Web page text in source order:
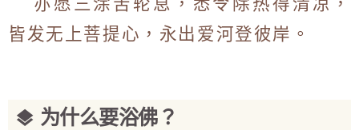
皆发无上菩提心，永出爱河登彼岸。
为什么要浴佛？